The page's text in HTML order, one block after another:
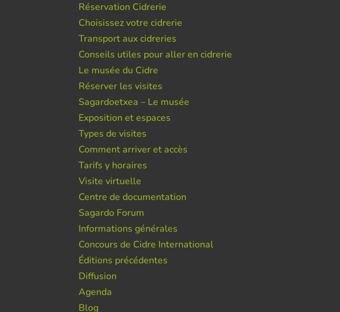
Réservation Cidrerie
Choisissez votre cidrerie
Transport aux cidreries
Conseils utiles pour aller en cidrerie
Le musée du Cidre
Réserver les visites
Sagardoetxea – Le musée
Exposition et espaces
Types de visites
Comment arriver et accès
Tarifs y horaires
Visite virtuelle
Centre de documentation
Sagardo Forum
Informations générales
Concours de Cidre International
Éditions précédentes
Diffusion
Agenda
Blog